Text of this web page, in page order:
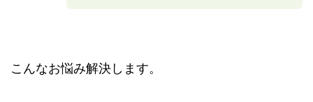
こんなお悩み解決します。